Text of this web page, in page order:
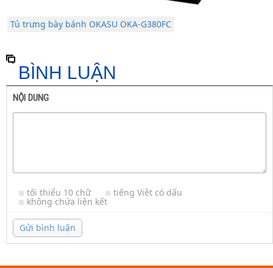
Tủ trưng bày bánh OKASU OKA-G380FC
BÌNH LUẬN
NỘI DUNG
tối thiểu 10 chữ tiếng Việt có dấu
không chứa liên kết
Gửi bình luận